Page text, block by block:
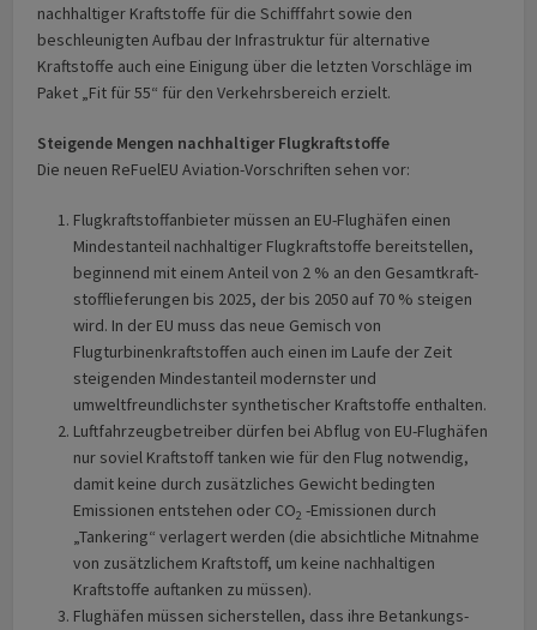
nachhaltiger Kraftstoffe für die Schifffahrt sowie den
beschleunigten Aufbau der Infrastruktur für alternative
Kraftstoffe auch eine Einigung über die letzten Vorschläge im
Paket „Fit für 55“ für den Verkehrsbereich erzielt.
Steigende Mengen nachhaltiger Flugkraftstoffe
Die neuen ReFuelEU Aviation-Vorschriften sehen vor:
Flugkraftstoffanbieter müssen an EU-Flughäfen einen
Mindestanteil nachhaltiger Flugkraftstoffe bereitstellen,
beginnend mit einem Anteil von 2 % an den Gesamtkraft­
stoff­lieferungen bis 2025, der bis 2050 auf 70 % steigen
wird. In der EU muss das neue Gemisch von
Flugturbinenkraftstoffen auch einen im Laufe der Zeit
steigenden Mindestanteil modernster und
umweltfreundlichster synthetischer Kraftstoffe enthalten.
Luftfahrzeugbetreiber dürfen bei Abflug von EU-Flughäfen
nur soviel Kraftstoff tanken wie für den Flug notwendig,
damit keine durch zusätzliches Gewicht bedingten
Emissionen entstehen oder CO2 -Emissionen durch
„Tankering“ verlagert werden (die absichtliche Mitnahme
von zusätzlichem Kraftstoff, um keine nachhaltigen
Kraftstoffe auftanken zu müssen).
Flughäfen müssen sicherstellen, dass ihre Betankungs­